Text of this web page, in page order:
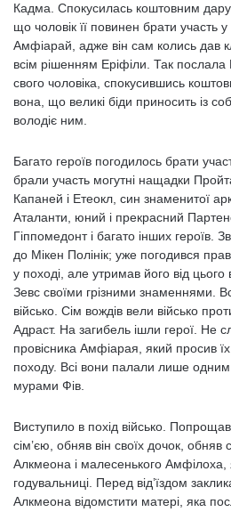
Кадма. Спокусилась коштовним
що чоловік її повинен брати участь
Амфіарай, адже він сам колись дав
всім рішенням Еріфіли. Так послала
свого чоловіка, спокусившись
вона, що великі біди приносить із
володіє ним.
Багато героїв погодилось брати
брали участь могутні нащадки
Капаней і Етеокл, син знаменитої
Аталанти, юний і прекрасний
Гіппомедонт і багато інших героїв.
до Мікен Полінік; уже погодився
у поході, але утримав його від
Зевс своїми грізними знаменнями.
військо. Сім вождів вели військо
Адраст. На загибель ішли герої. Не
провісника Амфіарая, який просив
походу. Всі вони палали лише одним
мурами Фів.
Виступило в похід військо.
сім’єю, обняв він своїх дочок, обняв
Алкмеона і малесенького
годувальниці. Перед від’їздом
Алкмеона відомстити матері, яка